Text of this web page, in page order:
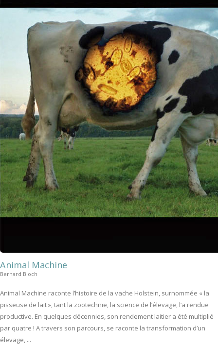
Animal Machine
Bernard Bloch
Animal Machine raconte l’histoire de la vache Holstein, surnommée « la
pisseuse de lait », tant la zootechnie, la science de l’élevage, l’a rendue
productive. En quelques décennies, son rendement laitier a été multiplié
par quatre ! A travers son parcours, se raconte la transformation d’un
élevage, ...